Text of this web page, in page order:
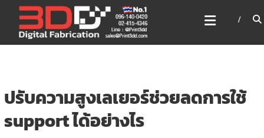
content
3DD DIGITAL FABRICATION
เครื่องพิมพ์3มิติ สแกนเนอร์
เลเซอร์
ปรับความสูงเลเยอร์ช่วยลดการใช้
support ได้อย่างไร